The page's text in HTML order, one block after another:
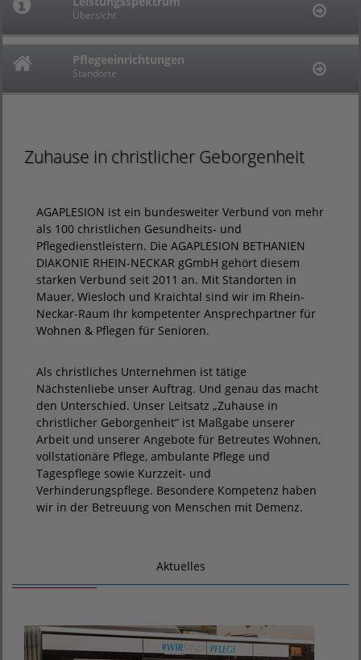
Übersicht
Pflegeeinrichtungen
Standorte
Wiesloch
Diakoniestation
Kraichtal
Offene Stellen
Ausbildungsplätze
Jetzt informieren
Zuhause in christlicher Geborgenheit
AGAPLESION ist ein bundesweiter Verbund von mehr
als 100 christlichen Gesundheits- und
Pflegedienstleistern. Die AGAPLESION BETHANIEN
DIAKONIE RHEIN-NECKAR gGmbH gehört diesem
starken Verbund seit 2011 an. Mit Standorten in
Mauer, Wiesloch und Kraichtal sind wir im Rhein-
Neckar-Raum Ihr kompetenter Ansprechpartner für
Wohnen & Pflegen für Senioren.
Als christliches Unternehmen ist tätige
Nächstenliebe unser Auftrag. Und genau das macht
den Unterschied. Unser Leitsatz „Zuhause in
christlicher Geborgenheit” ist Maßgabe unserer
Arbeit und unserer Angebote für Betreutes Wohnen,
vollstationäre Pflege, ambulante Pflege und
Tagespflege sowie Kurzzeit- und
Verhinderungspflege. Besondere Kompetenz haben
wir in der Betreuung von Menschen mit Demenz.
Aktuelles